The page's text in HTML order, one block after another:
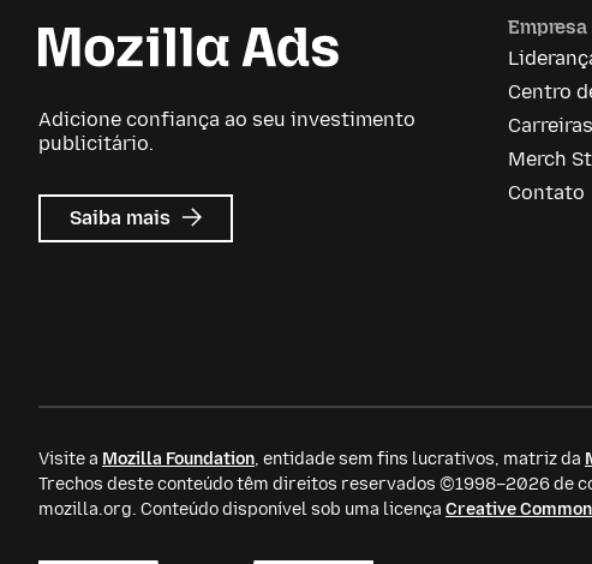
Adicione confiança ao seu investimento
publicitário.
Saiba mais sobre
Mozilla
Empresa
Centro
Carreiras
Merch
Contato
Visite a Mozilla Foundation, entidade sem fins lucrativos, matriz da
Trechos deste conteúdo têm direitos reservados ©1998–2026 de
mozilla.org. Conteúdo disponível sob uma licença Creative